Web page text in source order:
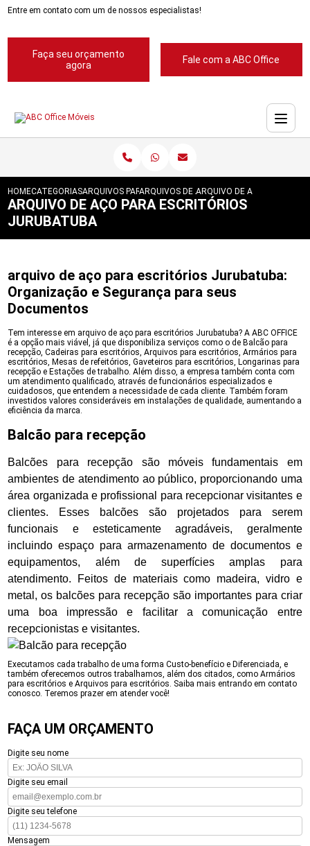
Entre em contato com um de nossos especialistas!
Faça seu orçamento
agora
Fale com a ABC Office
HOMECATEGORIASARQUIVOS PARA ESCRITORIOS
ARQUIVOS DE ACO 4 GAVETAS
ARQUIVO DE ACO PARA
ARQUIVO DE AÇO PARA ESCRITÓRIOS
JURUBATUBA
arquivo de aço para escritórios Jurubatuba:
Organização e Segurança para seus
Documentos
Tem interesse em arquivo de aço para escritórios Jurubatuba? A ABC OFFICE
é a opção mais viável, já que disponibiliza serviços como o de Balcão para
recepção, Cadeiras para escritórios, Arquivos para escritórios, Armários para
escritórios, Mesas de refeitórios, Gaveteiros para escritórios, Longarinas para
recepção e Estações de trabalho. Além disso, a empresa também conta com
um atendimento qualificado, através de funcionários especializados e
cuidadosos, que entendem a necessidade de cada cliente. Também foram
investidos valores consideráveis em instalações de qualidade, aumentando a
eficiência da marca.
Balcão para recepção
Balcões para recepção são móveis fundamentais em
ambientes de atendimento ao público, proporcionando uma
área organizada e profissional para recepcionar visitantes e
clientes. Esses balcões são projetados para serem
funcionais e esteticamente agradáveis, geralmente
incluindo espaço para armazenamento de documentos e
equipamentos, além de superfícies amplas para
atendimento. Feitos de materiais como madeira, vidro e
metal, os balcões para recepção são importantes para criar
uma boa impressão e facilitar a comunicação entre
recepcionistas e visitantes.
Executamos cada trabalho de uma forma Custo-benefício e Diferenciada, e
também oferecemos outros trabalhamos, além dos citados, como Armários
para escritórios e Arquivos para escritórios. Saiba mais entrando em contato
conosco. Teremos prazer em atender você!
FAÇA UM ORÇAMENTO
Digite seu nome
Digite seu email
Digite seu telefone
Mensagem